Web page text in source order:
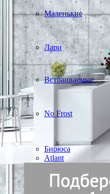
Маленькие
Лари
Встраиваемые
No Frost
Бирюса
Atlant